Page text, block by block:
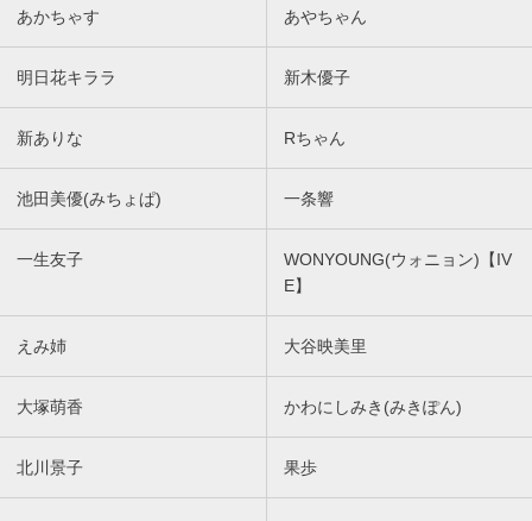
あかちゃす あやちゃん
明日花キララ 新木優子
新ありな Rちゃん
池田美優(みちょぱ) 一条響
一生友子
WONYOUNG(ウォニョン)【IV
E】
えみ姉 大谷映美里
大塚萌香 かわにしみき(みきぽん)
北川景子 果歩